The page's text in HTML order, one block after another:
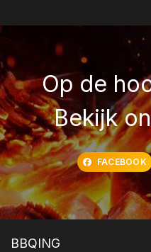
Op de
Bekijk
FACEBOOK
BBQING